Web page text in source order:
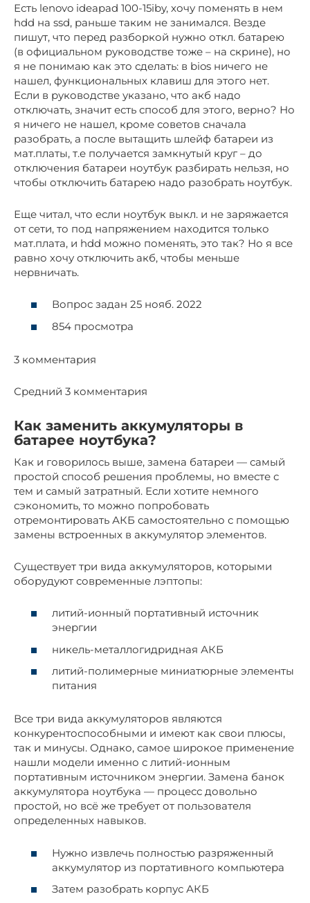
Есть lenovo ideapad 100-15iby, хочу поменять в нем
hdd на ssd, раньше таким не занимался. Везде
пишут, что перед разборкой нужно откл. батарею
(в официальном руководстве тоже – на скрине), но
я не понимаю как это сделать: в bios ничего не
нашел, функциональных клавиш для этого нет.
Если в руководстве указано, что акб надо
отключать, значит есть способ для этого, верно? Но
я ничего не нашел, кроме советов сначала
разобрать, а после вытащить шлейф батареи из
мат.платы, т.е получается замкнутый круг – до
отключения батареи ноутбук разбирать нельзя, но
чтобы отключить батарею надо разобрать ноутбук.
Еще читал, что если ноутбук выкл. и не заряжается
от сети, то под напряжением находится только
мат.плата, и hdd можно поменять, это так? Но я все
равно хочу отключить акб, чтобы меньше
нервничать.
Вопрос задан 25 нояб. 2022
854 просмотра
3 комментария
Средний 3 комментария
Как заменить аккумуляторы в
батарее ноутбука?
Как и говорилось выше, замена батареи — самый
простой способ решения проблемы, но вместе с
тем и самый затратный. Если хотите немного
сэкономить, то можно попробовать
отремонтировать АКБ самостоятельно с помощью
замены встроенных в аккумулятор элементов.
Существует три вида аккумуляторов, которыми
оборудуют современные лэптопы:
литий-ионный портативный источник
энергии
никель-металлогидридная АКБ
литий-полимерные миниатюрные элементы
питания
Все три вида аккумуляторов являются
конкурентоспособными и имеют как свои плюсы,
так и минусы. Однако, самое широкое применение
нашли модели именно с литий-ионным
портативным источником энергии. Замена банок
аккумулятора ноутбука — процесс довольно
простой, но всё же требует от пользователя
определенных навыков.
Нужно извлечь полностью разряженный
аккумулятор из портативного компьютера
Затем разобрать корпус АКБ